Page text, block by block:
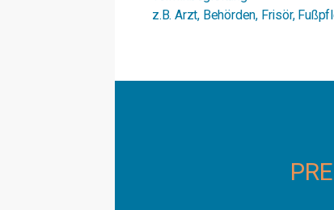
z.B. Arzt, Behörden, Frisör,